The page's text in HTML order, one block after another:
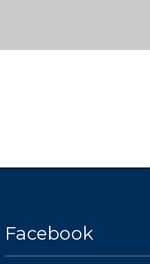
Facebook